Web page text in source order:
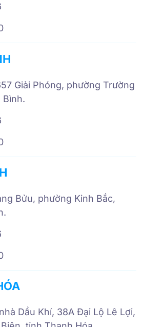
Giải Phóng, phường Trường
Bình.
Bửu, phường Kinh Bắc,
Dầu Khí, 38A Đại Lộ Lê Lợi,